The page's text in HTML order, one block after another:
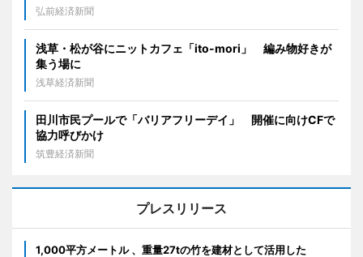
弘前経済新聞
浅草・松が谷にニットカフェ「ito-mori」 編み物好きが
集う場に
浅草経済新聞
田川市民プールで「バリアフリーデイ」 開催に向けCFで
協力呼びかけ
筑豊経済新聞
プレスリリース
1,000平方メートル 、重量27tの竹を建材として活用した